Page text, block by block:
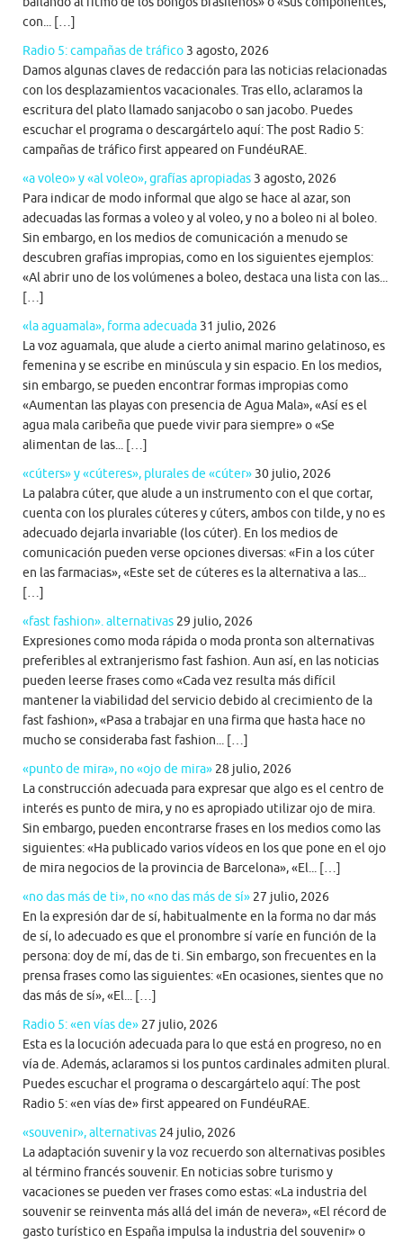
con... […]
Radio 5: campañas de tráfico 3 agosto, 2026
Damos algunas claves de redacción para las noticias relacionadas
con los desplazamientos vacacionales. Tras ello, aclaramos la
escritura del plato llamado sanjacobo o san jacobo. Puedes
escuchar el programa o descargártelo aquí: The post Radio 5:
campañas de tráfico first appeared on FundéuRAE.
«a voleo» y «al voleo», grafías apropiadas 3 agosto, 2026
Para indicar de modo informal que algo se hace al azar, son
adecuadas las formas a voleo y al voleo, y no a boleo ni al boleo.
Sin embargo, en los medios de comunicación a menudo se
descubren grafías impropias, como en los siguientes ejemplos:
«Al abrir uno de los volúmenes a boleo, destaca una lista con las...
[…]
«la aguamala», forma adecuada 31 julio, 2026
La voz aguamala, que alude a cierto animal marino gelatinoso, es
femenina y se escribe en minúscula y sin espacio. En los medios,
sin embargo, se pueden encontrar formas impropias como
«Aumentan las playas con presencia de Agua Mala», «Así es el
agua mala caribeña que puede vivir para siempre» o «Se
alimentan de las... […]
«cúters» y «cúteres», plurales de «cúter» 30 julio, 2026
La palabra cúter, que alude a un instrumento con el que cortar,
cuenta con los plurales cúteres y cúters, ambos con tilde, y no es
adecuado dejarla invariable (los cúter). En los medios de
comunicación pueden verse opciones diversas: «Fin a los cúter
en las farmacias», «Este set de cúteres es la alternativa a las...
[…]
«fast fashion». alternativas 29 julio, 2026
Expresiones como moda rápida o moda pronta son alternativas
preferibles al extranjerismo fast fashion. Aun así, en las noticias
pueden leerse frases como «Cada vez resulta más difícil
mantener la viabilidad del servicio debido al crecimiento de la
fast fashion», «Pasa a trabajar en una firma que hasta hace no
mucho se consideraba fast fashion... […]
«punto de mira», no «ojo de mira» 28 julio, 2026
La construcción adecuada para expresar que algo es el centro de
interés es punto de mira, y no es apropiado utilizar ojo de mira.
Sin embargo, pueden encontrarse frases en los medios como las
siguientes: «Ha publicado varios vídeos en los que pone en el ojo
de mira negocios de la provincia de Barcelona», «El... […]
«no das más de ti», no «no das más de sí» 27 julio, 2026
En la expresión dar de sí, habitualmente en la forma no dar más
de sí, lo adecuado es que el pronombre sí varíe en función de la
persona: doy de mí, das de ti. Sin embargo, son frecuentes en la
prensa frases como las siguientes: «En ocasiones, sientes que no
das más de sí», «El... […]
Radio 5: «en vías de» 27 julio, 2026
Esta es la locución adecuada para lo que está en progreso, no en
vía de. Además, aclaramos si los puntos cardinales admiten plural.
Puedes escuchar el programa o descargártelo aquí: The post
Radio 5: «en vías de» first appeared on FundéuRAE.
«souvenir», alternativas 24 julio, 2026
La adaptación suvenir y la voz recuerdo son alternativas posibles
al término francés souvenir. En noticias sobre turismo y
vacaciones se pueden ver frases como estas: «La industria del
souvenir se reinventa más allá del imán de nevera», «El récord de
gasto turístico en España impulsa la industria del souvenir» o